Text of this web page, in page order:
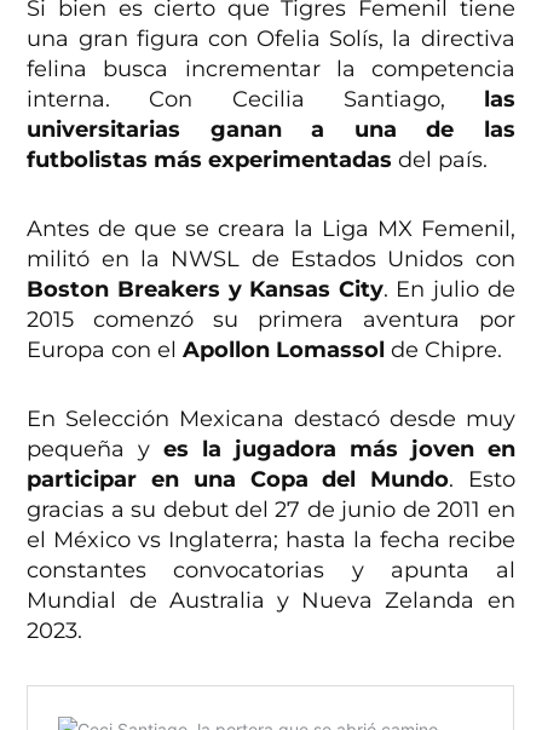
Si bien es cierto que Tigres Femenil tiene
una gran figura con Ofelia Solís, la directiva
felina busca incrementar la competencia
interna. Con Cecilia Santiago, las
universitarias ganan a una de las
futbolistas más experimentadas del país.
Antes de que se creara la Liga MX Femenil,
militó en la NWSL de Estados Unidos con
Boston Breakers y Kansas City. En julio de
2015 comenzó su primera aventura por
Europa con el Apollon Lomassol de Chipre.
En Selección Mexicana destacó desde muy
pequeña yes la jugadora más joven en
participar en una Copa del Mundo. Esto
gracias a su debut del 27 de junio de 2011 en
el México vs Inglaterra; hasta la fecha recibe
constantes convocatorias y apunta al
Mundial de Australia y Nueva Zelanda en
2023.